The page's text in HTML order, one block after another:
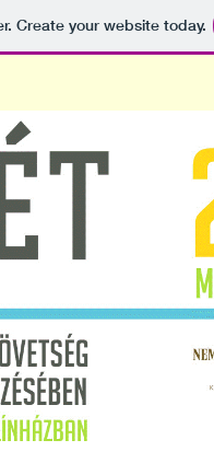
Create your website today.
SZÍNHÁZ \\